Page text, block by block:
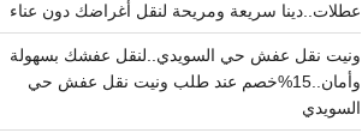
عطلات..دينا سريعة ومريحة لنقل أغراضك دون عناء
ونيت نقل عفش حي السويدي..لنقل عفشك بسهولة
وأمان..15%خصم عند طلب ونيت نقل عفش حي
السويدي